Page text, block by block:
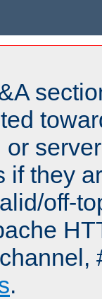
if they
off-
.